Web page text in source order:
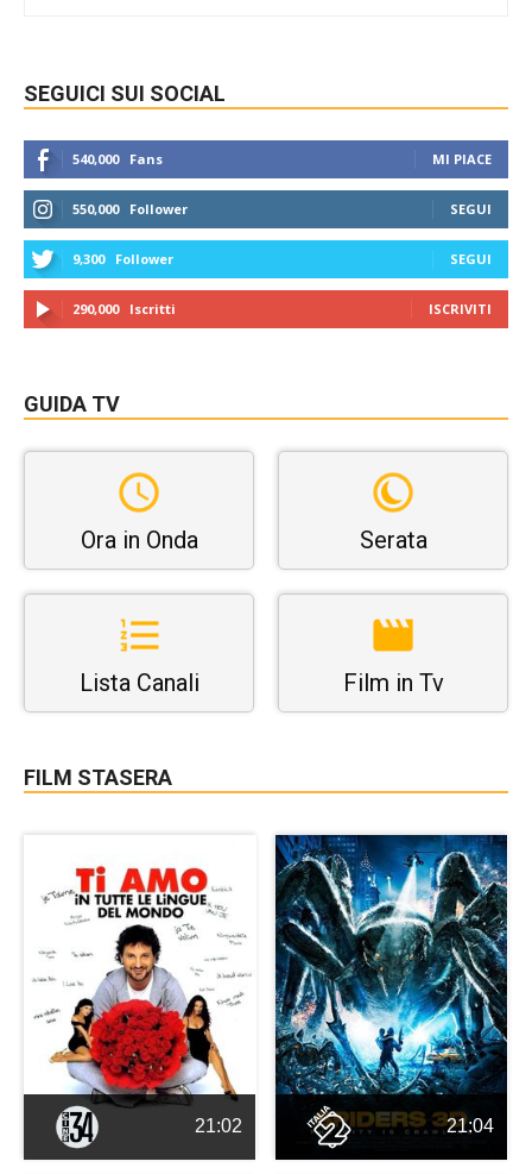
SEGUICI SUI SOCIAL
540,000 Fans MI PIACE
550,000 Follower SEGUI
9,300 Follower SEGUI
290,000 Iscritti ISCRIVITI
GUIDA TV
Ora in Onda Serata
Lista Canali Film in Tv
FILM STASERA
21:02 21:04